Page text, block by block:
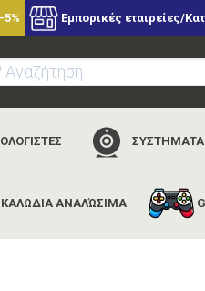
Εμπορικές εταιρείες/
ΣΥΣΤΗΜΑΤΑ
ΚΑΛΩΔΙΑ ΑΝΑΛΏΣΙΜΑ
αρχική εταιρίες sega